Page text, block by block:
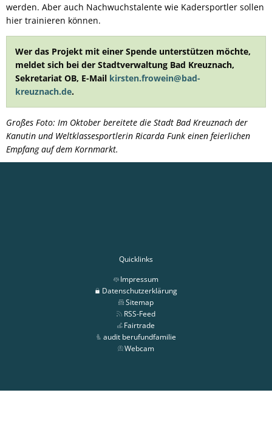
werden. Aber auch Nachwuchstalente wie Kadersportler sollen
hier trainieren können.
Wer das Projekt mit einer Spende unterstützen möchte,
meldet sich bei der Stadtverwaltung Bad Kreuznach,
Sekretariat OB, E-Mail kirsten.frowein@bad-
kreuznach.de.
Großes Foto: Im Oktober bereitete die Stadt Bad Kreuznach der
Kanutin und Weltklassesportlerin Ricarda Funk einen feierlichen
Empfang auf dem Kornmarkt.
Quicklinks
Impressum
Datenschutzerklärung
Sitemap
RSS-Feed
Fairtrade
audit berufundfamilie
Webcam